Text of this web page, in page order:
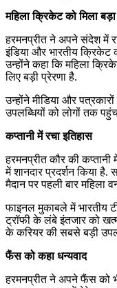
महिला क्रिकेट को मिला
हरमनप्रीत ने अपने संदेश में
इंडिया और भारतीय क्रिकेट
उन्होंने कहा कि महिला
लिए बड़ी प्रेरणा है.
उन्होंने मीडिया और
उपलब्धियों को लोगों तक
कप्तानी में रचा इतिहास
हरमनप्रीत कौर की कप्तानी
में शानदार प्रदर्शन किया
मैदान पर पहली बार महिला
फाइनल मुकाबले में भारतीय
ट्रॉफी के लंबे इंतजार को
के करियर की सबसे बड़ी
फैंस को कहा धन्यवाद
हरमनप्रीत ने अपने फैंस को